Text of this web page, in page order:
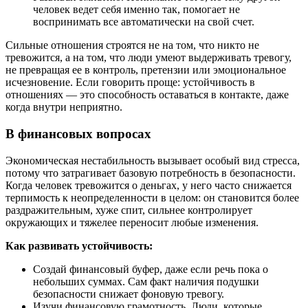
человек ведет себя именно так, помогает не
воспринимать все автоматически на свой счет.
Сильные отношения строятся не на том, что никто не
тревожится, а на том, что люди умеют выдерживать тревогу,
не превращая ее в контроль, претензии или эмоциональное
исчезновение. Если говорить проще: устойчивость в
отношениях — это способность оставаться в контакте, даже
когда внутри неприятно.
В финансовых вопросах
Экономическая нестабильность вызывает особый вид стресса,
потому что затрагивает базовую потребность в безопасности.
Когда человек тревожится о деньгах, у него часто снижается
терпимость к неопределенности в целом: он становится более
раздражительным, хуже спит, сильнее контролирует
окружающих и тяжелее переносит любые изменения.
Как развивать устойчивость:
Создай финансовый буфер, даже если речь пока о
небольших суммах. Сам факт наличия подушки
безопасности снижает фоновую тревогу.